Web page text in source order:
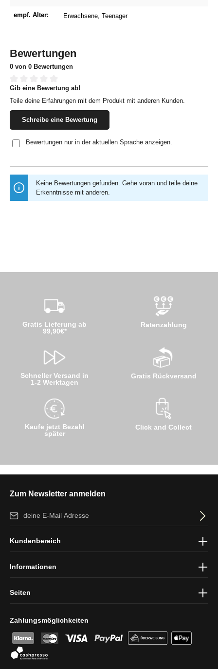
empf. Alter: Erwachsene , Teenager
Bewertungen
0 von 0 Bewertungen
Durchschnittliche Bewertung von 0 von 5 Sternen
Gib eine Bewertung ab!
Teile deine Erfahrungen mit dem Produkt mit anderen Kunden.
Schreibe eine Bewertung
Bewertungen nur in der aktuellen Sprache anzeigen.
Keine Bewertungen gefunden. Gehe voran und teile deine
Erkenntnisse mit anderen.
Gratis Lieferung ab
99,90€*
Schneller Versand in
1-2 Werktagen
Kaufe jetzt Bezahl
später
Ratenzahlung
Gratis Rückversand
Click and Collect
Zum Newsletter anmelden
E-Mail-Adresse*
und dieAGBgelesen und bin mit ihnen einverstanden.
Zahlungsmöglichkeiten
Kundenbereich
Informationen
Seiten